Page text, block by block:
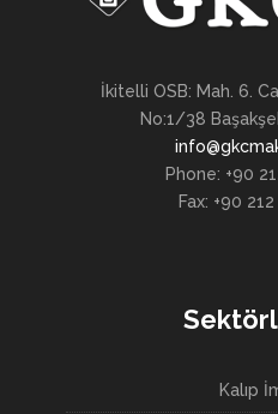
İkitelli OSB: Mah. 6.
No:1/38
Phone: +90
Fax: +90
Kalıp